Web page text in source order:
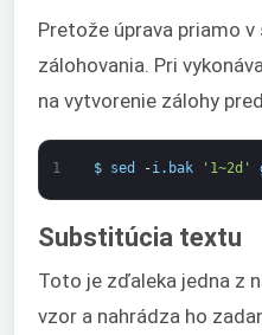
Pretože úprava priamo v
zálohovania. Pri
na vytvorenie zálohy
1 $ sed -i. bak '1~2d'
Substitúcia textu
Toto je zďaleka jedna z
vzor a nahrádza ho